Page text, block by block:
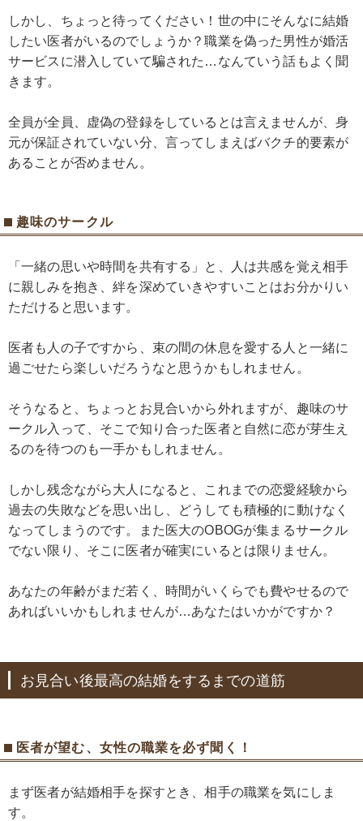
しかし、ちょっと待ってください！世の中にそんなに結婚
したい医者がいるのでしょうか？職業を偽った男性が婚活
サービスに潜入していて騙された…なんていう話もよく聞
きます。
全員が全員、虚偽の登録をしているとは言えませんが、身
元が保証されていない分、言ってしまえばバクチ的要素が
あることが否めません。
趣味のサークル
「一緒の思いや時間を共有する」と、人は共感を覚え相手
に親しみを抱き、絆を深めていきやすいことはお分かりい
ただけると思います。
医者も人の子ですから、束の間の休息を愛する人と一緒に
過ごせたら楽しいだろうなと思うかもしれません。
そうなると、ちょっとお見合いから外れますが、趣味のサ
ークル入って、そこで知り合った医者と自然に恋が芽生え
るのを待つのも一手かもしれません。
しかし残念ながら大人になると、これまでの恋愛経験から
過去の失敗などを思い出し、どうしても積極的に動けなく
なってしまうのです。また医大のOBOGが集まるサークル
でない限り、そこに医者が確実にいるとは限りません。
あなたの年齢がまだ若く、時間がいくらでも費やせるので
あればいいかもしれませんが…あなたはいかがですか？
お見合い後最高の結婚をするまでの道筋
医者が望む、女性の職業を必ず聞く！
まず医者が結婚相手を探すとき、相手の職業を気にしま
す。